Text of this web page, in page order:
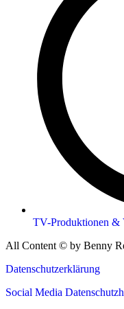
TV-Produktionen &
All Content © by Benny
Datenschutzerklärung
Social Media